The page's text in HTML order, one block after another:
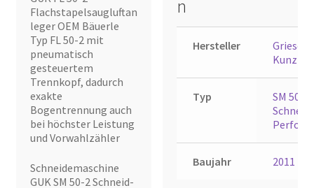
Flachstapelsaugluftan
leger OEM Bäuerle
Typ FL 50-2 mit
pneumatisch
gesteuertem
Trennkopf, dadurch
exakte
Bogentrennung auch
bei höchster Leistung
und Vorwahlzähler
Schneidemaschine
GUK SM 50-2 Schneid-
n
Hersteller
Grieser
Typ
SM 50-2
Baujahr 2011